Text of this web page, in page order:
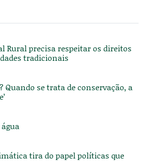
Rural precisa respeitar os direitos
tradicionais
se trata de conservação, a
tira do papel políticas que